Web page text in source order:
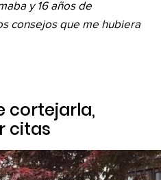
y 16 años de
consejos que me hubiera
cortejarla,
citas